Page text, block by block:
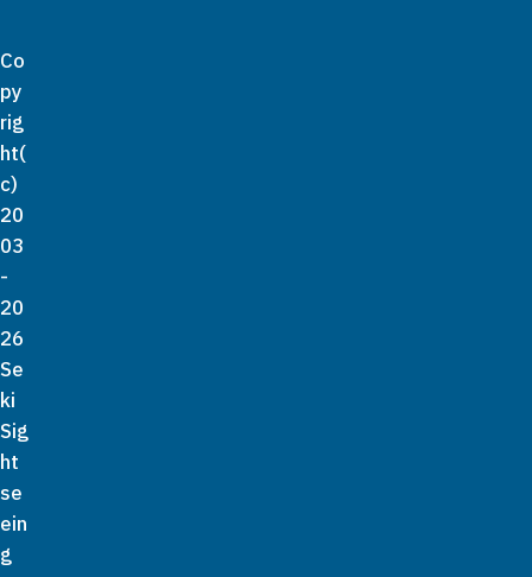
Co
py
rig
ht(
c)
20
03
-
20
26
Se
ki
Sig
ht
se
ein
g